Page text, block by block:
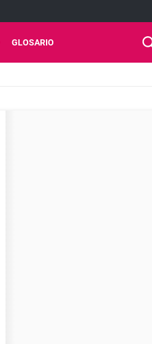
GLOSARIO